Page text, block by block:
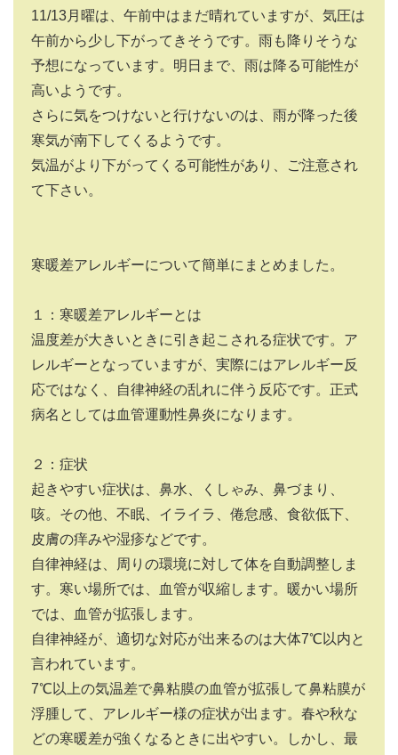
11/13月曜は、午前中はまだ晴れていますが、気圧は
午前から少し下がってきそうです。雨も降りそうな
予想になっています。明日まで、雨は降る可能性が
高いようです。
さらに気をつけないと行けないのは、雨が降った後
寒気が南下してくるようです。
気温がより下がってくる可能性があり、ご注意され
て下さい。
寒暖差アレルギーについて簡単にまとめました。
１：寒暖差アレルギーとは
温度差が大きいときに引き起こされる症状です。ア
レルギーとなっていますが、実際にはアレルギー反
応ではなく、自律神経の乱れに伴う反応です。正式
病名としては血管運動性鼻炎になります。
２：症状
起きやすい症状は、鼻水、くしゃみ、鼻づまり、
咳。その他、不眠、イライラ、倦怠感、食欲低下、
皮膚の痒みや湿疹などです。
自律神経は、周りの環境に対して体を自動調整しま
す。寒い場所では、血管が収縮します。暖かい場所
では、血管が拡張します。
自律神経が、適切な対応が出来るのは大体7℃以内と
言われています。
7℃以上の気温差で鼻粘膜の血管が拡張して鼻粘膜が
浮腫して、アレルギー様の症状が出ます。春や秋な
どの寒暖差が強くなるときに出やすい。しかし、最